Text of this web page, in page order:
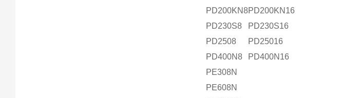
PD200KN8PD200KN16
PD230S8
PD230S16
PD2508
PD25016
PD400N8
PD400N16
PE308N
PE608N